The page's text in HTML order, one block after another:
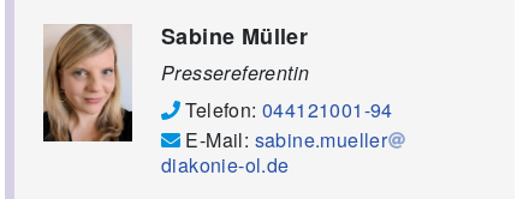
Sabine Müller
Pressereferentin
Telefon:044121001-94
E-Mail: sabine.mueller
diakonie-ol.de